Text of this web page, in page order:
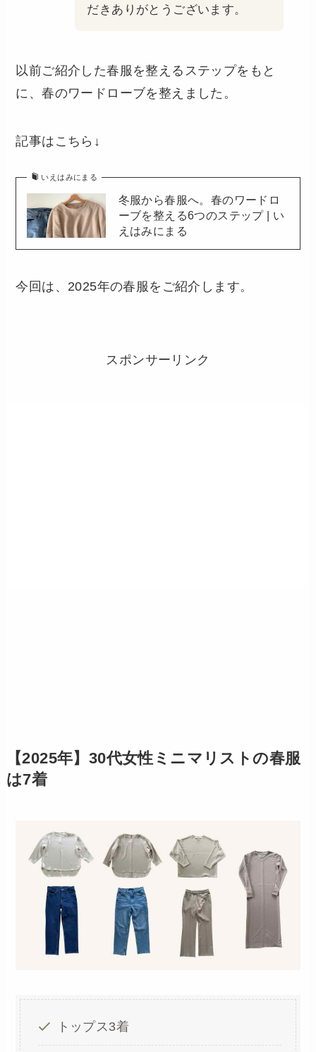
だきありがとうございます。
以前ご紹介した春服を整えるステップをもと
に、春のワードローブを整えました。
記事はこちら↓
いえはみにまる
冬服から春服へ。春のワードロ
ーブを整える6つのステップ | い
えはみにまる
今回は、2025年の春服をご紹介します。
スポンサーリンク
【2025年】30代女性ミニマリストの春服
は7着
トップス3着